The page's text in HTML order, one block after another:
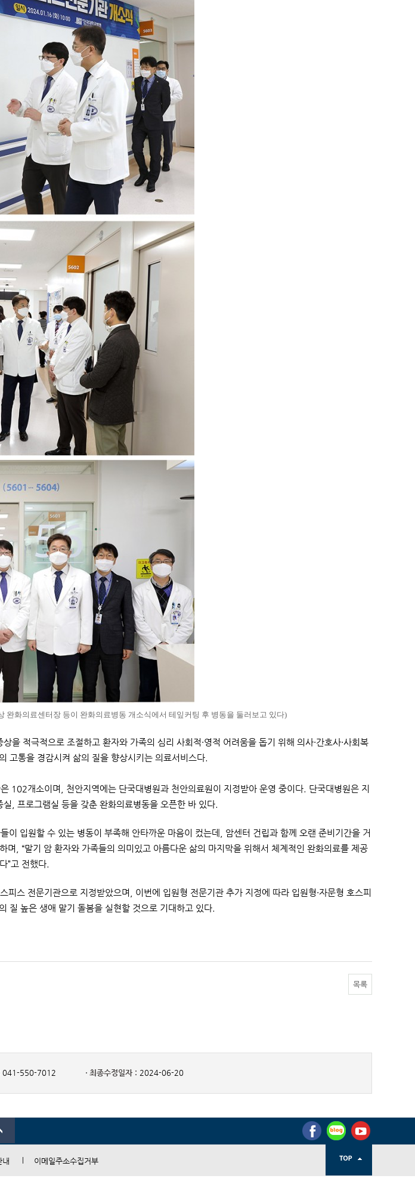
완화의료센터장 등이 완화의료병동 개소식에서 테잎커팅 후 병동을 둘러보고 있다)
을 적극적으로 조절하고 환자와 가족의 심리 사회적·영적 어려움을 돕기 위해 의사·간호사·사회복
고통을 경감시켜 삶의 질을 향상시키는 의료서비스다.
102개소이며, 천안지역에는 단국대병원과 천안의료원이 지정받아 운영 중이다. 단국대병원은 지
, 프로그램실 등을 갖춘 완화의료병동을 오픈한 바 있다.
이 입원할 수 있는 병동이 부족해 안타까운 마음이 컸는데, 암센터 건립과 함께 오랜 준비기간을 거
며, “말기 암 환자와 가족들의 의미있고 아름다운 삶의 마지막을 위해서 체계적인 완화의료를 제공
”고 전했다.
스 전문기관으로 지정받았으며, 이번에 입원형 전문기관 추가 지정에 따라 입원형·자문형 호스피
질 높은 생애 말기 돌봄을 실현할 것으로 기대하고 있다.
목록
041-550-7012 최종수정일자 : 2024-06-20
내 이메일주소수집거부